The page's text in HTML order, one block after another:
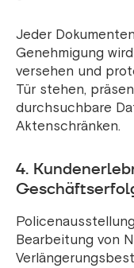
Jeder
Genehmigung
versehen und
Tür stehen,
durchsuchbare
Aktenschränken.
4.
Bearbeitung von